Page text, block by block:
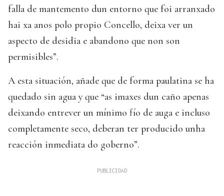
falla de mantemento dun entorno que foi arranxado
hai xa anos polo propio Concello, deixa ver un
aspecto de desidia e abandono que non son
permisibles”.
A esta situación, añade que de forma paulatina se ha
quedado sin agua y que “as imaxes dun caño apenas
deixando entrever un mínimo fío de auga e incluso
completamente seco, deberan ter producido unha
reacción inmediata do goberno”.